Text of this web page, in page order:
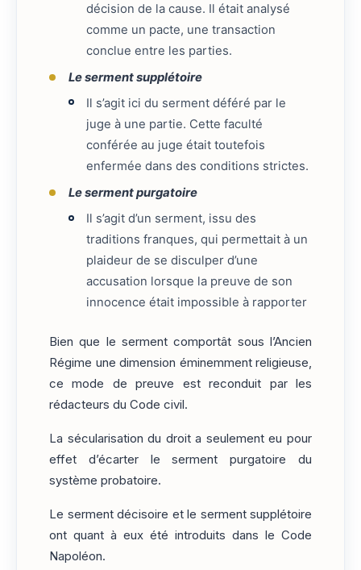
décision de la cause. Il était analysé
comme un pacte, une transaction
conclue entre les parties.
Le serment supplétoire
Il s’agit ici du serment déféré par le
juge à une partie. Cette faculté
conférée au juge était toutefois
enfermée dans des conditions strictes.
Le serment purgatoire
Il s’agit d’un serment, issu des
traditions franques, qui permettait à un
plaideur de se disculper d’une
accusation lorsque la preuve de son
innocence était impossible à rapporter
Bien que le serment comportât sous l’Ancien
Régime une dimension éminemment religieuse,
ce mode de preuve est reconduit par les
rédacteurs du Code civil.
La sécularisation du droit a seulement eu pour
effet d’écarter le serment purgatoire du
système probatoire.
Le serment décisoire et le serment supplétoire
ont quant à eux été introduits dans le Code
Napoléon.